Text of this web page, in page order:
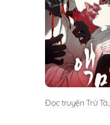
Đọc truyện Trừ Tà,